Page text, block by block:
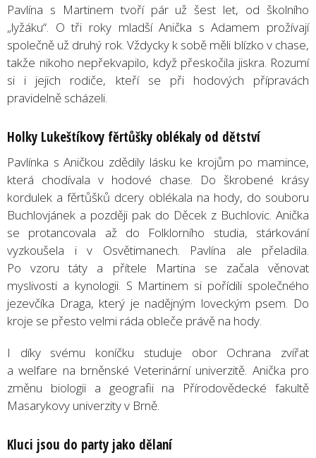
Pavlína s Martinem tvoří pár už šest let, od školního
„lyžáku“. O tři roky mladší Anička s Adamem prožívají
společně už druhý rok. Vždycky k sobě měli blízko v chase,
takže nikoho nepřekvapilo, když přeskočila jiskra. Rozumí
si i jejich rodiče, kteří se při hodových přípravách
pravidelně scházeli.
Holky Lukeštíkovy fěrtůšky oblékaly od dětství
Pavlínka s Aničkou zdědily lásku ke krojům po mamince,
která chodívala v hodové chase. Do škrobené krásy
kordulek a fěrtůšků dcery oblékala na hody, do souboru
Buchlovjánek a později pak do Děcek z Buchlovic. Anička
se protancovala až do Folklorního studia, stárkování
vyzkoušela i v Osvětimanech. Pavlína ale přeladila.
Po vzoru táty a přítele Martina se začala věnovat
myslivosti a kynologii. S Martinem si pořídili společného
jezevčíka Draga, který je nadějným loveckým psem. Do
kroje se přesto velmi ráda obleče právě na hody.
I díky svému koníčku studuje obor Ochrana zvířat
a welfare na brněnské Veterinární univerzitě. Anička pro
změnu biologii a geografii na Přírodovědecké fakultě
Masarykovy univerzity v Brně.
Kluci jsou do party jako dělaní